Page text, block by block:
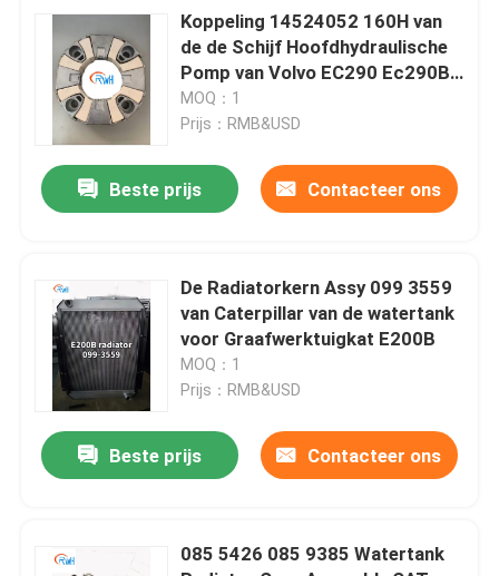
Koppeling 14524052 160H van
de de Schijf Hoofdhydraulische
Pomp van Volvo EC290 Ec290B
Hardy
MOQ：1
Prijs：RMB&USD
Beste prijs Contacteer ons
De Radiatorkern Assy 099 3559
van Caterpillar van de watertank
voor Graafwerktuigkat E200B
MOQ：1
Prijs：RMB&USD
Beste prijs Contacteer ons
085 5426 085 9385 Watertank